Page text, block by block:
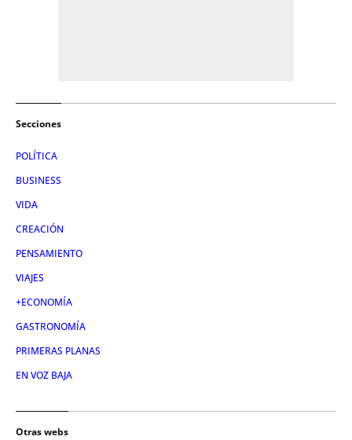
Secciones
POLÍTICA
BUSINESS
VIDA
CREACIÓN
PENSAMIENTO
VIAJES
+ECONOMÍA
GASTRONOMÍA
PRIMERAS PLANAS
EN VOZ BAJA
Otras webs